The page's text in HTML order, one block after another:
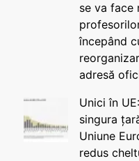
se va face
începând
adresă
Unici în
singura
Uniune
redus